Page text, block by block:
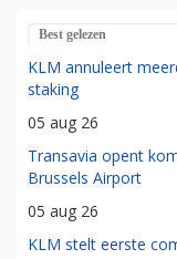
Best gelezen
KLM annuleert
staking
05 aug 26
Transavia opent
Brussels Airport
05 aug 26
KLM stelt eerste